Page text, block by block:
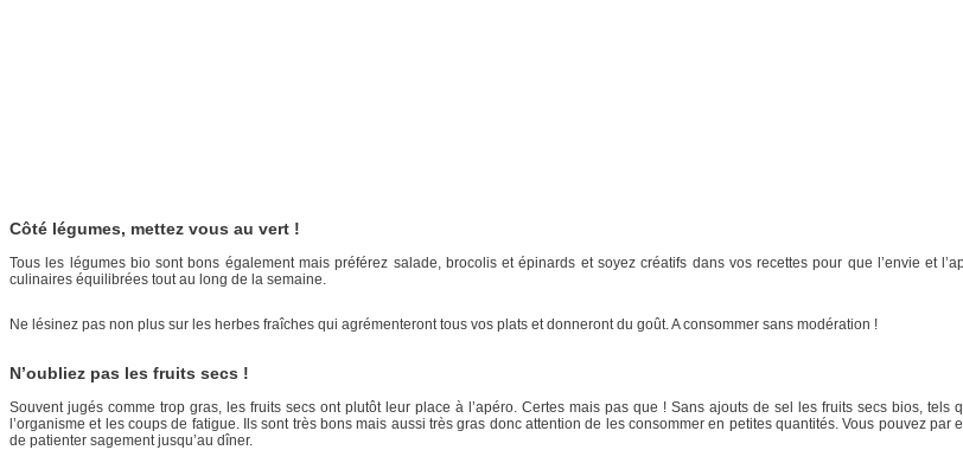
Côté légumes, mettez vous au vert !
Tous les légumes bio sont bons également mais préférez salade, brocolis et épinards et soyez créatifs dans vos recettes pour que l’envie et
culinaires équilibrées tout au long de la semaine.
Ne lésinez pas non plus sur les herbes fraîches qui agrémenteront tous vos plats et donneront du goût. A consommer sans modération !
N’oubliez pas les fruits secs !
Souvent jugés comme trop gras, les fruits secs ont plutôt leur place à l’apéro. Certes mais pas que ! Sans ajouts de sel les fruits secs bios,
l’organisme et les coups de fatigue. Ils sont très bons mais aussi très gras donc attention de les consommer en petites quantités. Vous pouvez
de patienter sagement jusqu’au dîner.